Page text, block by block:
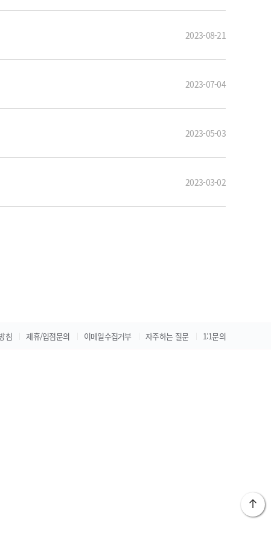
2023-08-21
2023-07-04
2023-05-03
2023-03-02
침 제휴/입점문의 이메일수집거부 자주하는 질문 1:1문의